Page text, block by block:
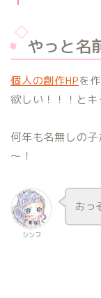
やっと名
個人の創作HPを
欲しい！！！と
何年も名無しの
～！
シンフ
おっ